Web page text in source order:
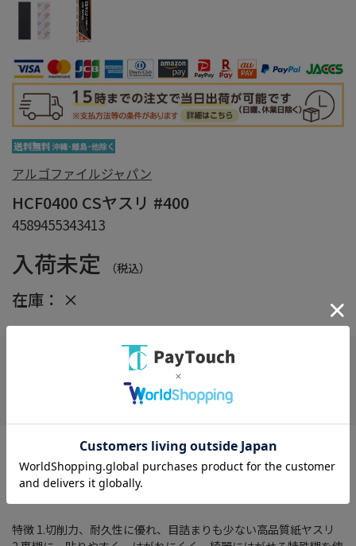
アルゴファイルジャパン
HCF0400 CSヤスリ #400
4589455343413
入荷未定 （税込）
在庫： ×
在庫がありません
・カービングサンダーの幅、ジャストサイズ！（お好みの細さに
カットしてご使用ください）
・裏糊仕様なのでテーパーブランクバーやアルティマシリーズのア
タッチメントもお使いいただけます。
特徴 1.切削力、耐久性に優れ、目詰まりも少ない高品質紙ヤスリ